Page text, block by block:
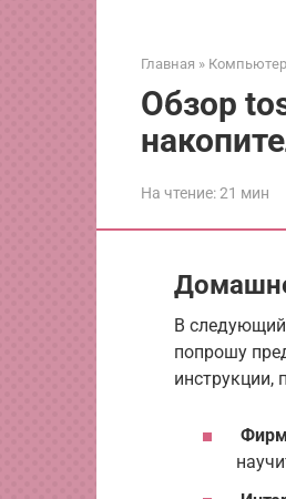
Главная »
Обзор
На чтение:21 мин
В
попрошу
инструкции,